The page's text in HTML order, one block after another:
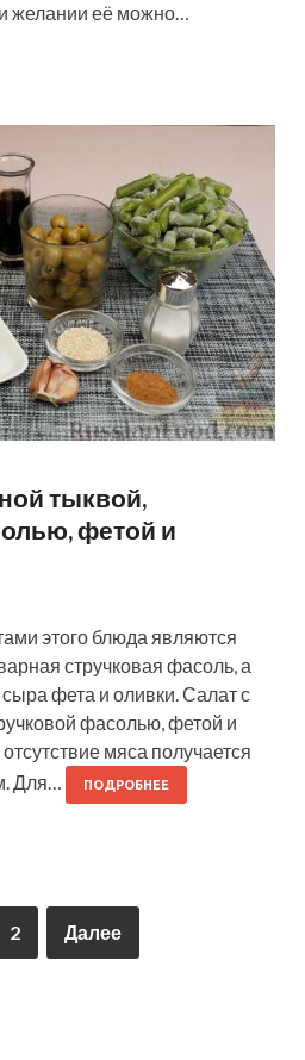
желании её можно…
тыквой,
фетой и
этого блюда являются
стручковая фасоль, а
фета и оливки. Салат с
фасолью, фетой и
мяса получается
Для…
ПОДРОБНЕЕ
2 Далее